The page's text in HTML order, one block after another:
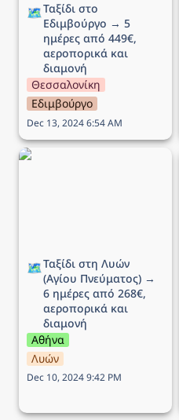
🗺️Ταξίδι στο
Εδιμβούργο → 5
ημέρες από 449€,
αεροπορικά και
διαμονή
Θεσσαλονίκη
Εδιμβούργο
Dec 13, 2024 6:54 AM
Ταξίδι στη Λυών (Αγίου
🗺️Ταξίδι στη Λυών
(Αγίου Πνεύματος) →
6 ημέρες από 268€,
αεροπορικά και
διαμονή
Αθήνα
Λυών
Dec 10, 2024 9:42 PM